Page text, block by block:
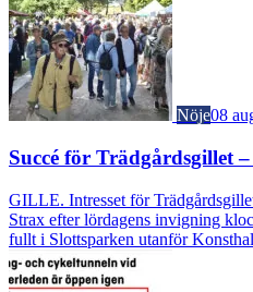
Nöje08
Succé för Trädgårdsgillet
GILLE. Intresset för
Strax efter lördagens invigning
fullt i Slottsparken utanför